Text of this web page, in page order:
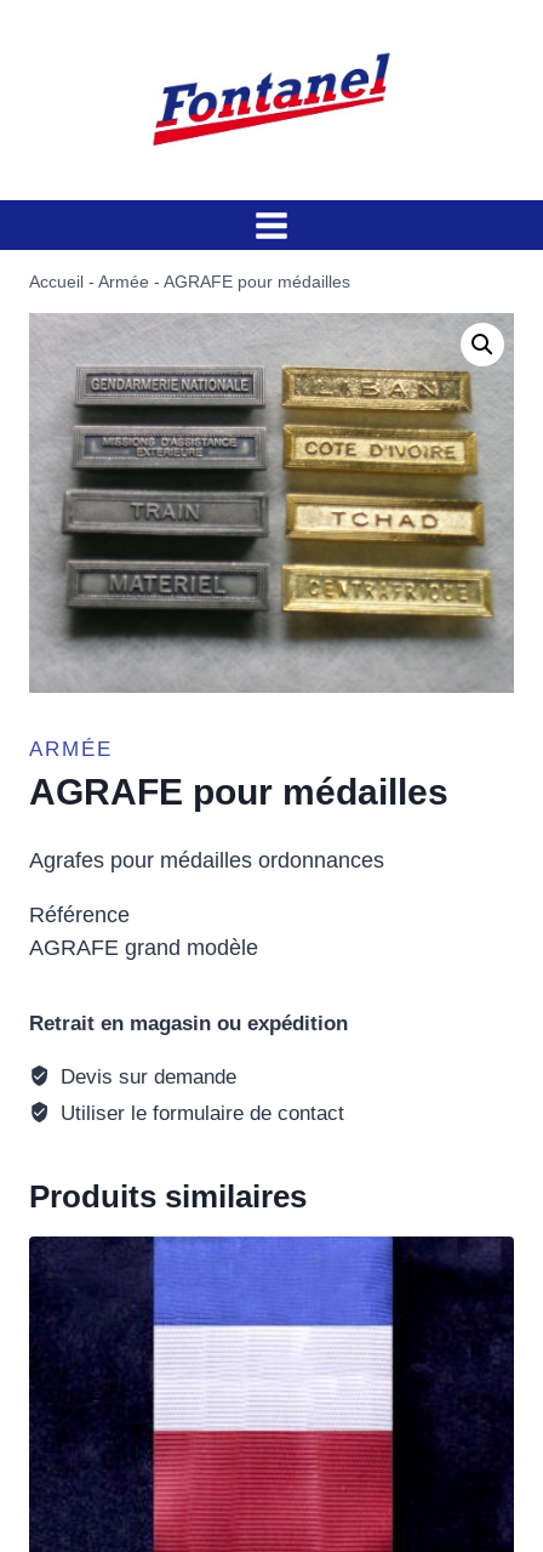
Accueil - Armée - AGRAFE pour médailles
ARMÉE
AGRAFE pour médailles
Agrafes pour médailles ordonnances
Référence
AGRAFE grand modèle
Retrait en magasin ou expédition
Devis sur demande
Utiliser le formulaire de contact
Produits similaires